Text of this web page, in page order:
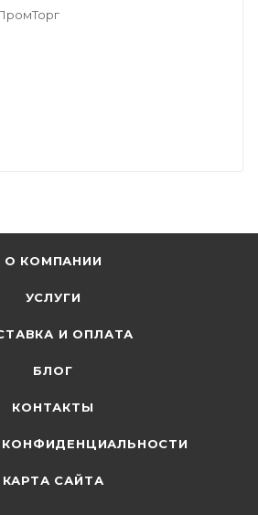
О КОМПАНИИ
УСЛУГИ
И ОПЛАТА
БЛОГ
КОНТАКТЫ
КОНФИДЕНЦИАЛЬНОСТИ
КАРТА САЙТА